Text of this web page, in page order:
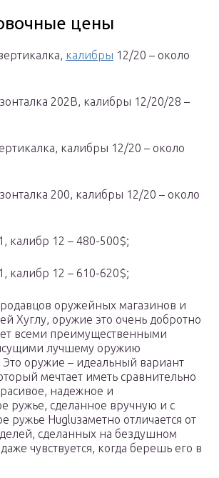
цены
калибры 12/20 – около
202В, калибры 12/20/28 –
калибры 12/20 – около
200, калибры 12/20 – около
калибр 12 – 480-500$;
калибр 12 – 610-620$;
оружейных магазинов и
Хуглу, оружие это очень добротно
всеми преимущественными
лучшему оружию
оружие – идеальный вариант
мечтает иметь сравнительно
надежное и
ружье, сделанное вручную и с
ружье Hugluзаметно отличается от
сделанных на бездушном
чувствуется, когда берешь его в